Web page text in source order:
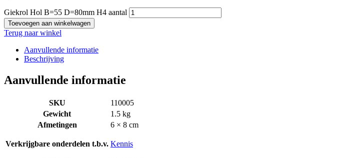
Giekrol Hol B=55 D=80mm H4 aantal
Toevoegen aan winkelwagen
Terug naar winkel
Aanvullende informatie
Beschrijving
Aanvullende informatie
SKU
110005
Gewicht
1.5 kg
Afmetingen
6 × 8 cm
Verkrijgbare onderdelen t.b.v. Kennis